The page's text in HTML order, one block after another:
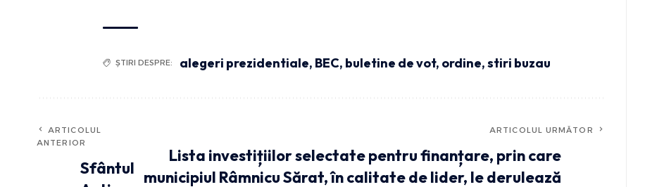
ȘTIRI DESPRE: alegeri prezidentiale, BEC, buletine de vot, ordine,stiri buzau
ARTICOLUL
ANTERIOR
Sfântul
ARTICOLUL URMĂTOR
Lista investițiilor selectate pentru finanțare, prin care
municipiul Râmnicu Sărat, în calitate de lider, le derulează